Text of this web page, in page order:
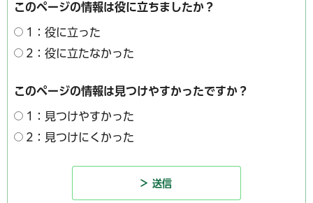
このページの情報は役に立ちましたか？
1：役に立った
2：役に立たなかった
このページの情報は見つけやすかったですか？
1：見つけやすかった
2：見つけにくかった